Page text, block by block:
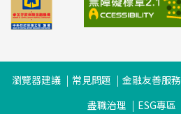
瀏覽器建議 常見問題 金融友善服務
盡職治理
ESG專區